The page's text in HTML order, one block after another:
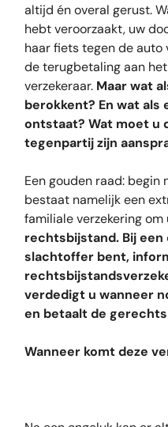
altijd én overal gerust.
hebt veroorzaakt, uw
haar fiets tegen de auto
de terugbetaling aan
verzekeraar. Maar wat
berokkent? En wat als
ontstaat? Wat moet u
tegenpartij zijn
Een gouden raad: begin
bestaat namelijk een
familiale verzekering
rechtsbijstand. Bij
slachtoffer bent,
verdedigt u wanneer
en betaalt de
Wanneer komt deze